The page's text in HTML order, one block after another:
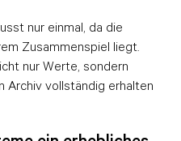
nur einmal, da die
Zusammenspiel liegt.
nur Werte, sondern
Archiv vollständig erhalten